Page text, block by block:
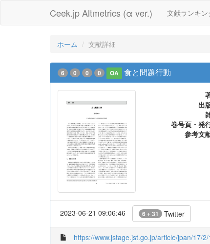
Ceek.jp Altmetrics (α ver.) 文献ランキン
ホーム 文献詳細
6 0 0 0 OA 食と問題行動
出
巻号頁・発
参考文
2023-06-21 09:06:46 6 + 31 Twitter
https://www.jstage.jst.go.jp/article/jpan/17/